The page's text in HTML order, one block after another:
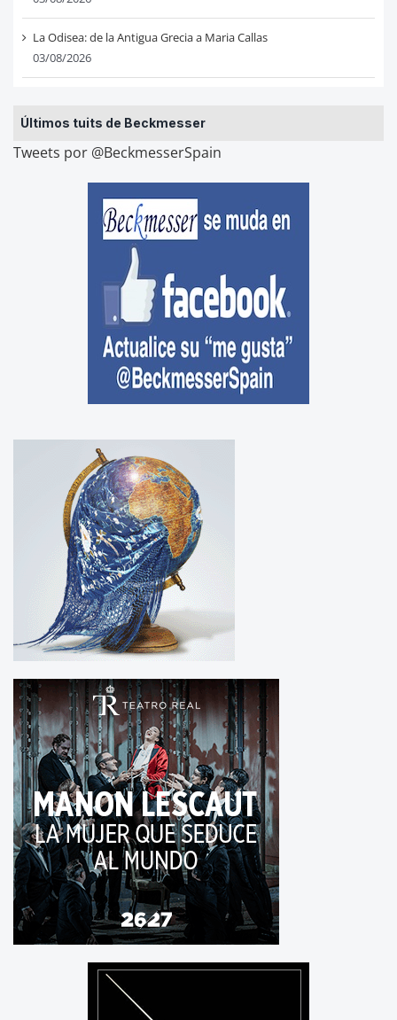
La Odisea: de la Antigua Grecia a Maria Callas
03/08/2026
Últimos tuits de Beckmesser
Tweets por @BeckmesserSpain